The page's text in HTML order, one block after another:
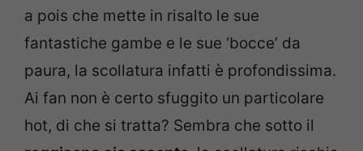
a pois che mette in risalto le sue
fantastiche gambe e le sue ‘bocce’ da
paura, la scollatura infatti è profondissima.
Ai fan non è certo sfuggito un particolare
hot, di che si tratta? Sembra che sotto il